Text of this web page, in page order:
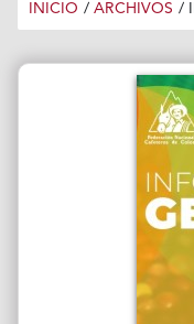
INICIO / ARCHIVOS /